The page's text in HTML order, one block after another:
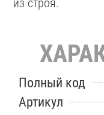
Полный код
Артикул